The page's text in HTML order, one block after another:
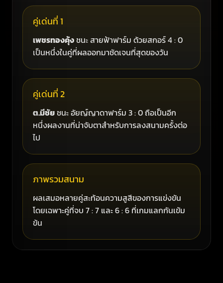
คู่เด่นที่ 1
เพชรทองคุ้งชนะ สายฟ้าฟาร์ม ด้วยสกอร์ 4 : 0
เป็นหนึ่งในคู่ที่ผลออกมาชัดเจนที่สุดของวัน
คู่เด่นที่ 2
ต.มีชัยชนะ อัยญ์ญาดาฟาร์ม 3 : 0 ถือเป็นอีก
หนึ่งผลงานที่น่าจับตาสำหรับการลงสนามครั้งต่อ
ไป
ภาพรวมสนาม
ผลเสมอหลายคู่สะท้อนความสูสีของการแข่งขัน
โดยเฉพาะคู่ที่จบ 7 : 7 และ 6 : 6 ที่เกมแลกกันเข้ม
ข้น